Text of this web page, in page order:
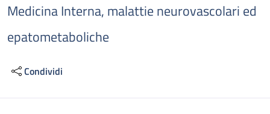
Medicina Interna, malattie neurovascolari ed
epatometaboliche
Condividi